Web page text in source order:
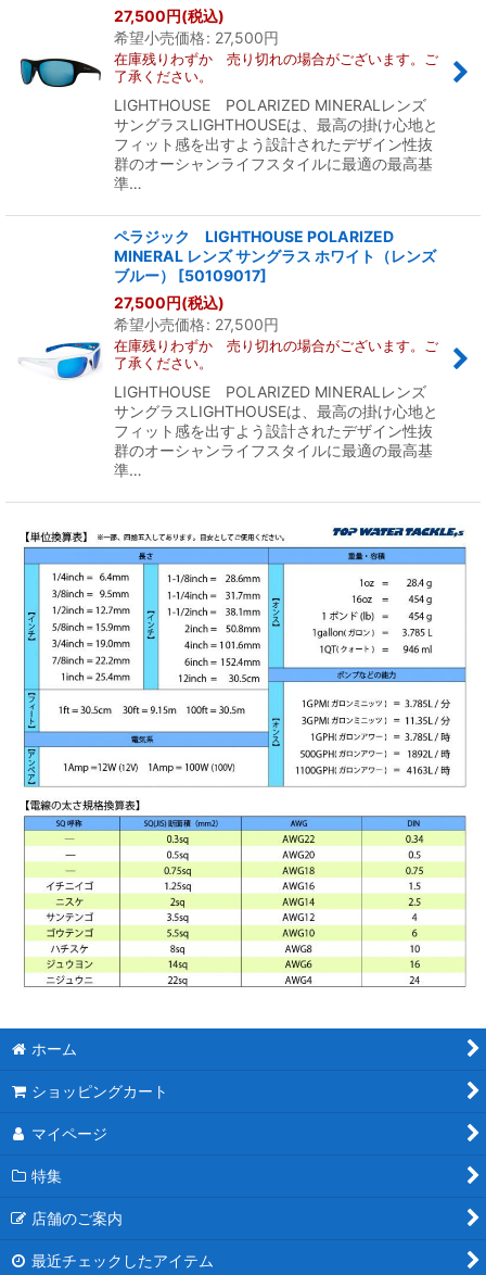
27,500円(税込)
希望小売価格: 27,500円
在庫残りわずか 売り切れの場合がございます。ご
了承ください。
LIGHTHOUSE POLARIZED MINERALレンズ
サングラスLIGHTHOUSEは、最高の掛け心地と
フィット感を出すよう設計されたデザイン性抜
群のオーシャンライフスタイルに最適の最高基
準…
ペラジック LIGHTHOUSE POLARIZED
MINERAL レンズ サングラス ホワイト（レンズ
ブルー）
[50109017]
27,500円(税込)
希望小売価格: 27,500円
在庫残りわずか 売り切れの場合がございます。ご
了承ください。
LIGHTHOUSE POLARIZED MINERALレンズ
サングラスLIGHTHOUSEは、最高の掛け心地と
フィット感を出すよう設計されたデザイン性抜
群のオーシャンライフスタイルに最適の最高基
準…
ホーム
ショッピングカート
マイページ
特集
店舗のご案内
最近チェックしたアイテム